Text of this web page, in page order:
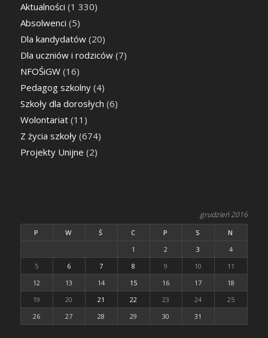
Aktualności (1 330)
Absolwenci (5)
Dla kandydatów(20)
Dla uczniów i rodziców(7)
NFOŚiGW(16)
Pedagog szkolny(4)
Szkoły dla dorosłych (6)
Wolontariat(11)
Z życia szkoły(674)
Projekty Unijne (2)
grudzień 2016
P W Ś C P S
N
1
2 3
4
5
6 7 8 9 10
11
12
13 14 15 16 17
18
19
20 21 22 23 24
25
26
27 28 29 30 31